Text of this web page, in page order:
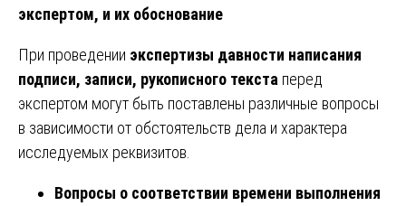
экспертом, и их обоснование
При проведении экспертизы давности написания
подписи, записи, рукописного текста перед
экспертом могут быть поставлены различные вопросы
в зависимости от обстоятельств дела и характера
исследуемых реквизитов.
Вопросы о соответствии времени выполнения